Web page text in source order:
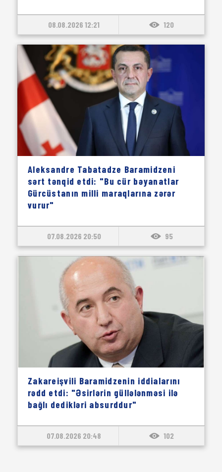
08.08.2026 12:21 120
Aleksandre Tabatadze Baramidzeni
sərt tənqid etdi: "Bu cür bəyanatlar
Gürcüstanın milli maraqlarına zərər
vurur"
07.08.2026 20:50 95
Zakareişvili Baramidzenin iddialarını
rədd etdi: "Əsirlərin güllələnməsi ilə
bağlı dedikləri absurddur"
07.08.2026 20:48 102